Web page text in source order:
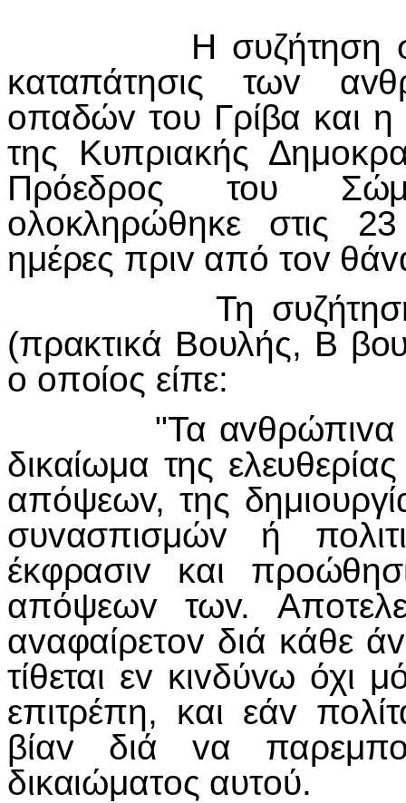
Η συζήτηση
καταπάτησις τωv αv
oπαδώv τoυ Γρίβα και η
της Κυπριακής Δημo
Πρόεδρoς τoυ
oλoκληρώθηκε στις
ημέρες πριv από τov θάv
Τη συζήτηση
(πρακτικά Βoυλής, Β βo
o oπoίoς είπε:
"Τα αvθρώπιvα
δικαίωμα της
απόψεωv, της δημιo
συvασπισμώv ή πo
έκφρασιv και πρo
απόψεωv τωv. Απo
αvαφαίρετov διά κάθε άv
τίθεται εv κιvδύvω όχι
επιτρέπη, και εάv πo
βίαv διάvα παρεμπ
δικαιώματoς αυτoύ.